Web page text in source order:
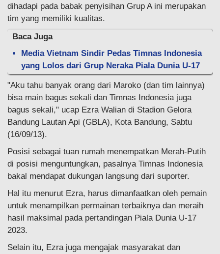
dihadapi pada babak penyisihan Grup A ini merupakan
tim yang memiliki kualitas.
Baca Juga
Media Vietnam Sindir Pedas Timnas Indonesia
yang Lolos dari Grup Neraka Piala Dunia U-17
"Aku tahu banyak orang dari Maroko (dan tim lainnya)
bisa main bagus sekali dan Timnas Indonesia juga
bagus sekali," ucap Ezra Walian di Stadion Gelora
Bandung Lautan Api (GBLA), Kota Bandung, Sabtu
(16/09/13).
Posisi sebagai tuan rumah menempatkan Merah-Putih
di posisi menguntungkan, pasalnya Timnas Indonesia
bakal mendapat dukungan langsung dari suporter.
Hal itu menurut Ezra, harus dimanfaatkan oleh pemain
untuk menampilkan permainan terbaiknya dan meraih
hasil maksimal pada pertandingan Piala Dunia U-17
2023.
Selain itu, Ezra juga mengajak masyarakat dan